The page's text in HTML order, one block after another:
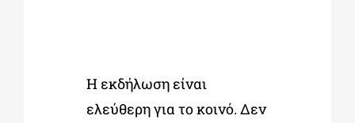
Η εκδήλωση είναι
ελεύθερη για το κοινό. Δεν